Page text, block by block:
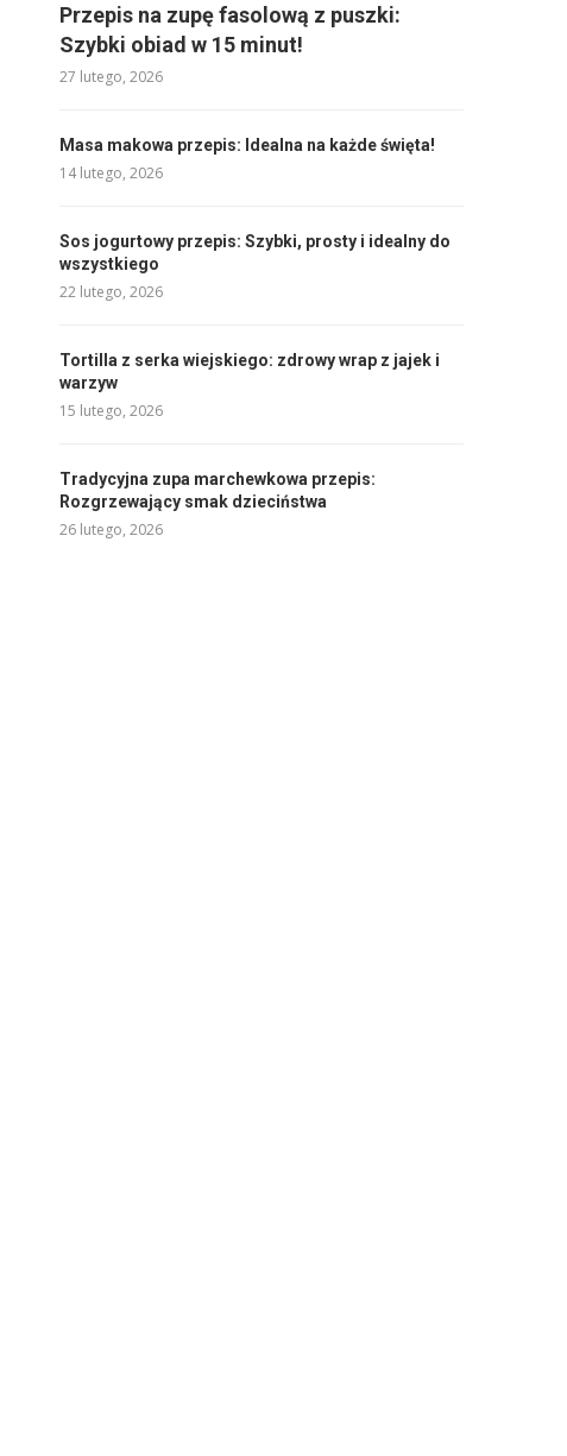
Przepis na zupę fasolową z puszki:
Szybki obiad w 15 minut!
27 lutego, 2026
Masa makowa przepis: Idealna na każde święta!
14 lutego, 2026
Sos jogurtowy przepis: Szybki, prosty i idealny do
wszystkiego
22 lutego, 2026
Tortilla z serka wiejskiego: zdrowy wrap z jajek i
warzyw
15 lutego, 2026
Tradycyjna zupa marchewkowa przepis:
Rozgrzewający smak dzieciństwa
26 lutego, 2026